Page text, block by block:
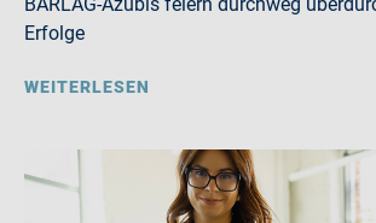
Erfolge
WEITERLESEN